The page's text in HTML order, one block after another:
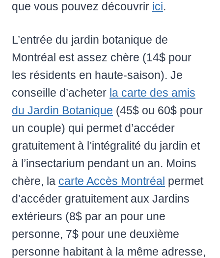
que vous pouvez découvrir ici.
L’entrée du jardin botanique de
Montréal est assez chère (14$ pour
les résidents en haute-saison). Je
conseille d’acheter la carte des amis
du Jardin Botanique (45$ ou 60$ pour
un couple) qui permet d’accéder
gratuitement à l’intégralité du jardin et
à l’insectarium pendant un an. Moins
chère, la carte Accès Montréal permet
d’accéder gratuitement aux Jardins
extérieurs (8$ par an pour une
personne, 7$ pour une deuxième
personne habitant à la même adresse,